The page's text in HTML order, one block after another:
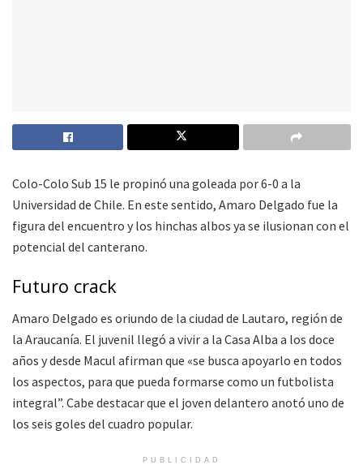
Colo-Colo Sub 15 le propinó una goleada por 6-0 a la
Universidad de Chile. En este sentido, Amaro Delgado fue la
figura del encuentro y los hinchas albos ya se ilusionan con el
potencial del canterano.
Futuro crack
Amaro Delgado es oriundo de la ciudad de Lautaro, región de
la Araucanía. El juvenil llegó a vivir a la Casa Alba a los doce
años y desde Macul afirman que «se busca apoyarlo en todos
los aspectos, para que pueda formarse como un futbolista
integral”. Cabe destacar que el joven delantero anotó uno de
los seis goles del cuadro popular.
PUBLICIDAD